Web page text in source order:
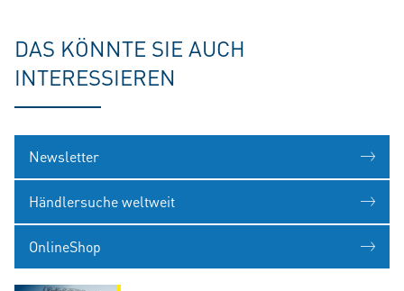
DAS KÖNNTE SIE AUCH
INTERESSIEREN
Newsletter
Händlersuche weltweit
OnlineShop